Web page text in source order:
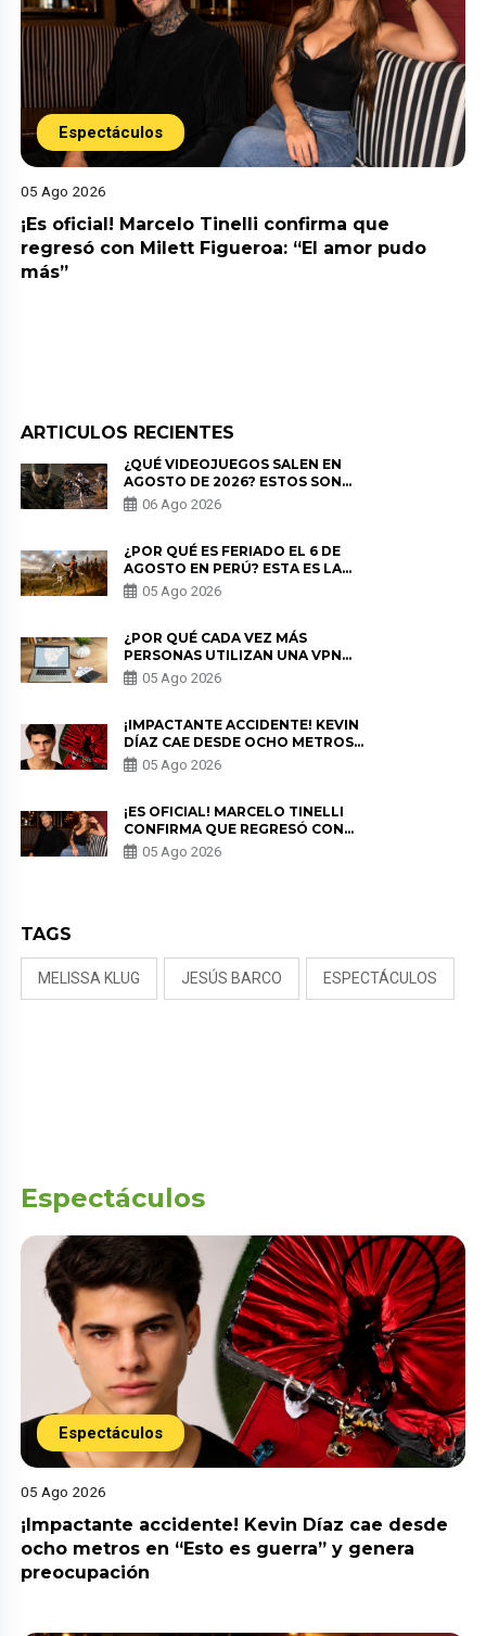
Espectáculos
05 Ago 2026
¡Es oficial! Marcelo Tinelli confirma que
regresó con Milett Figueroa: “El amor pudo
más”
ARTICULOS RECIENTES
¿QUÉ VIDEOJUEGOS SALEN EN
AGOSTO DE 2026? ESTOS SON
LOS ESTRENOS MÁS ESPERADOS
06 Ago 2026
¿POR QUÉ ES FERIADO EL 6 DE
AGOSTO EN PERÚ? ESTA ES LA
HISTORIA
05 Ago 2026
¿POR QUÉ CADA VEZ MÁS
PERSONAS UTILIZAN UNA VPN
PARA PROTEGER SU
PRIVACIDAD?
05 Ago 2026
¡IMPACTANTE ACCIDENTE! KEVIN
DÍAZ CAE DESDE OCHO METROS
EN “ESTO ES GUERRA” Y GENERA
PREOCUPACIÓN
05 Ago 2026
¡ES OFICIAL! MARCELO TINELLI
CONFIRMA QUE REGRESÓ CON
MILETT FIGUEROA: “EL AMOR
PUDO MÁS”
05 Ago 2026
TAGS
MELISSA KLUG JESÚS BARCO ESPECTÁCULOS
Espectáculos
Espectáculos
05 Ago 2026
¡Impactante accidente! Kevin Díaz cae desde
ocho metros en “Esto es guerra” y genera
preocupación